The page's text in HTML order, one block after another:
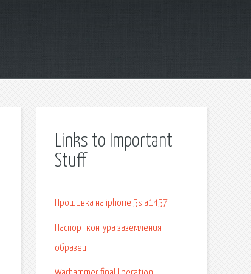
Links to Important
Stuff
Прошивка на iphone 5s a1457
Паспорт контура заземления
образец